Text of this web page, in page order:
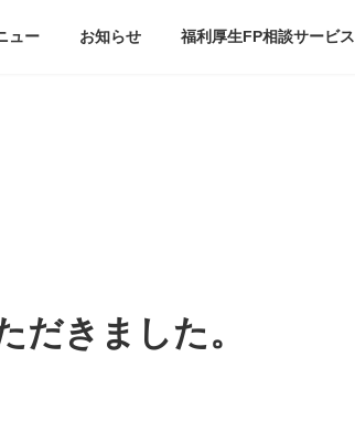
ュー お知らせ 福利厚生FP相談サービス
だきました。